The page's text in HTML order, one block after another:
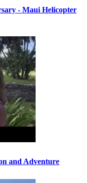
- Maui Helicopter
and Adventure